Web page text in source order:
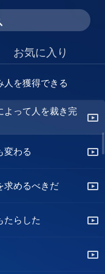
お気に入り
係があるか
人を獲得できる
よって人を裁き完
変わる
求めるべきだ
たらした